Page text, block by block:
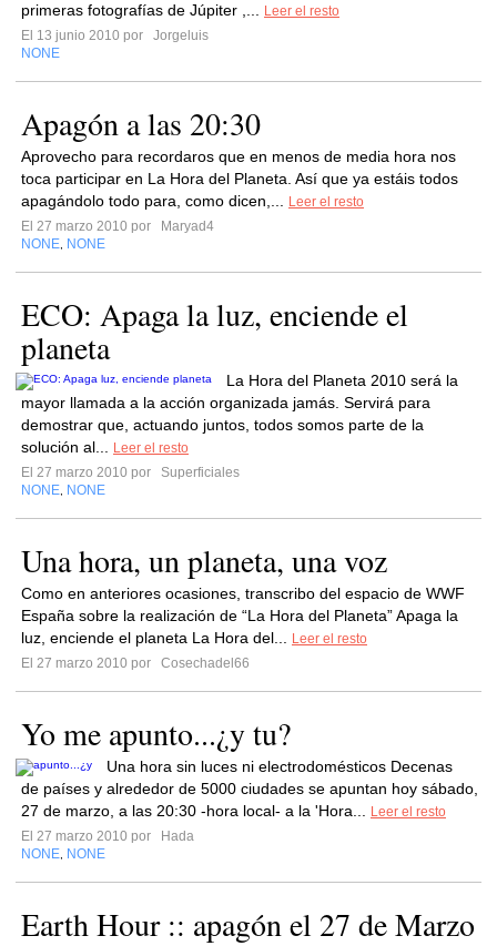
primeras fotografías de Júpiter ,...
Leer el resto
El 13 junio 2010 por
Jorgeluis
NONE
Apagón a las 20:30
Aprovecho para recordaros que en menos de media hora nos
toca participar en La Hora del Planeta. Así que ya estáis todos
apagándolo todo para, como dicen,...
Leer el resto
El 27 marzo 2010 por
Maryad4
NONE NONE
ECO: Apaga la luz, enciende el
planeta
La Hora del Planeta 2010 será la
mayor llamada a la acción organizada jamás. Servirá para
demostrar que, actuando juntos, todos somos parte de la
solución al...
Leer el resto
El 27 marzo 2010 por
Superficiales
NONE NONE
Una hora, un planeta, una voz
Como en anteriores ocasiones, transcribo del espacio de WWF
España sobre la realización de “La Hora del Planeta” Apaga la
luz, enciende el planeta La Hora del...
Leer el resto
El 27 marzo 2010 por
Cosechadel66
Yo me apunto...¿y tu?
Una hora sin luces ni electrodomésticos Decenas
de países y alrededor de 5000 ciudades se apuntan hoy sábado,
27 de marzo, a las 20:30 -hora local- a la 'Hora...
Leer el resto
El 27 marzo 2010 por
Hada
NONE NONE
Earth Hour :: apagón el 27 de Marzo